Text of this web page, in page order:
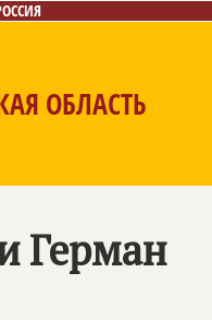
ОБЛАСТЬ
Герман